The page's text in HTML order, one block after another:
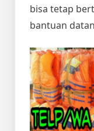
bisa tetap
bantuan